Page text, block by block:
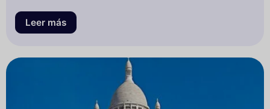
Leer más